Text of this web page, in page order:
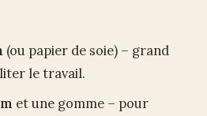
(ou papier de soie) – grand
le travail.
et une gomme – pour